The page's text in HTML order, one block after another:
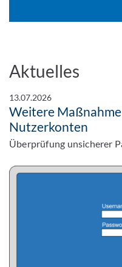
Aktuelles
13.07.2026
Weitere
Nutzerkonten
Überprüfung unsicherer